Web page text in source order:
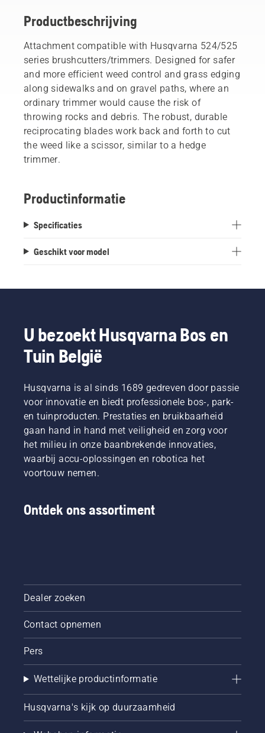
Productbeschrijving
Attachment compatible with Husqvarna 524/525
series brushcutters/trimmers. Designed for safer
and more efficient weed control and grass edging
along sidewalks and on gravel paths, where an
ordinary trimmer would cause the risk of
throwing rocks and debris. The robust, durable
reciprocating blades work back and forth to cut
the weed like a scissor, similar to a hedge
trimmer.
Productinformatie
Specificaties
Geschikt voor model
U bezoekt Husqvarna Bos en
Tuin België
Husqvarna is al sinds 1689 gedreven door passie
voor innovatie en biedt professionele bos-, park-
en tuinproducten. Prestaties en bruikbaarheid
gaan hand in hand met veiligheid en zorg voor
het milieu in onze baanbrekende innovaties,
waarbij accu-oplossingen en robotica het
voortouw nemen.
Ontdek ons assortiment
Dealer zoeken
Contact opnemen
Pers
Wettelijke productinformatie
Husqvarna's kijk op duurzaamheid